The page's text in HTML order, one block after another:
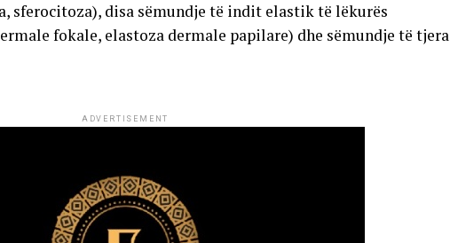
sferocitoza), disa sëmundje të indit elastik të lëkurës
fokale, elastoza dermale papilare) dhe sëmundje të tjera
ADVERTISEMENT